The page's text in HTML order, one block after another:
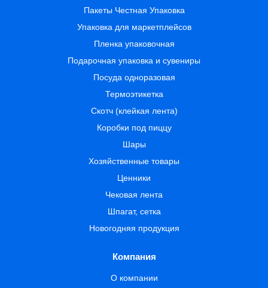
Пакеты Честная Упаковка
Упаковка для маркетплейсов
Пленка упаковочная
Подарочная упаковка и сувениры
Посуда одноразовая
Термоэтикетка
Скотч (клейкая лента)
Коробки под пиццу
Шары
Хозяйственные товары
Ценники
Чековая лента
Шпагат, сетка
Новогодняя продукция
Компания
О компании